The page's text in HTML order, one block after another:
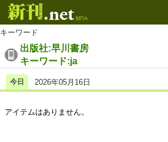
キーワード
出版社:早川書房
キーワード:ja
今日 2026年05月16日
アイテムはありません。